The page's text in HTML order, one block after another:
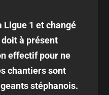
1 et changé
à présent
effectif pour ne
chantiers sont
stéphanois.